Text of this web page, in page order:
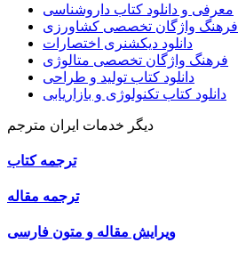
معرفی و دانلود کتاب داروشناسی
فرهنگ واژگان تخصصی کشاورزی
دانلود دیکشنری اختصارات
فرهنگ واژگان تخصصی متالوژی
دانلود کتاب تولید و طراحی
دانلود کتاب تکنولوژی و بازاریابی
دیگر خدمات ایران مترجم
ترجمه کتاب
ترجمه مقاله
ویرایش مقاله و متون فارسی